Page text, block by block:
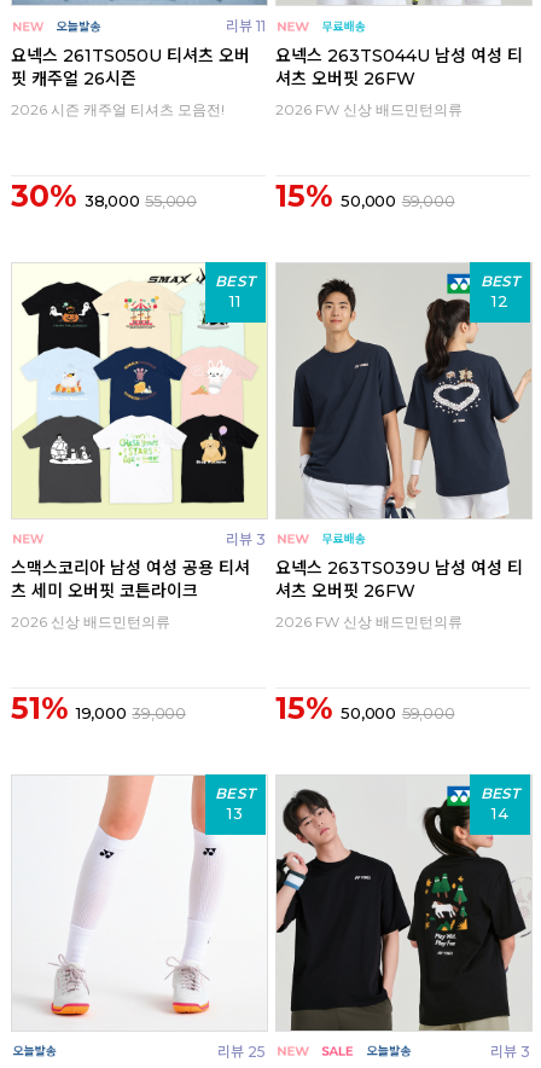
리뷰 11
요넥스 261TS050U 티셔츠 오버
핏 캐주얼 26시즌
2026 시즌 캐주얼 티셔츠 모음전!
30% 38,000 55,000
요넥스 263TS044U 남성 여성 티
셔츠 오버핏 26FW
2026 FW 신상 배드민턴의류
15% 50,000 59,000
BEST
11
리뷰 3
스맥스코리아 남성 여성 공용 티셔
츠 세미 오버핏 코튼라이크
2026 신상 배드민턴의류
51% 19,000 39,000
BEST
12
요넥스 263TS039U 남성 여성 티
셔츠 오버핏 26FW
2026 FW 신상 배드민턴의류
15% 50,000 59,000
BEST
13
리뷰 25
BEST
14
리뷰 3